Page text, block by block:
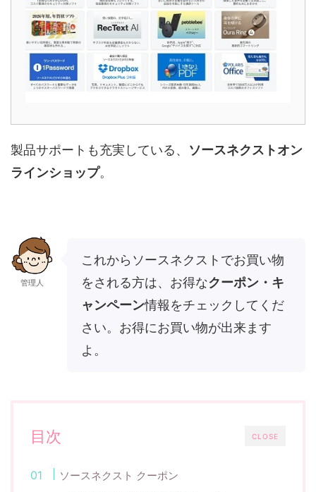
製品サポートも充実している、 ソースネクストオン
ラインショップ。
管理人
これからソースネクストでお買い物
をされる方は、お得なクーポン・キ
ャンペーン情報をチェックしてくだ
さい。お得にお買い物が出来ます
よ。
CLOSE
目次
ソースネクスト クーポン